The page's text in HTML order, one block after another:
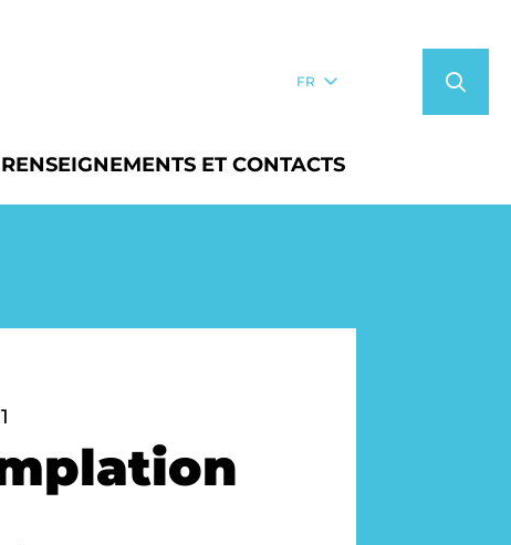
FR
RENSEIGNEMENTS ET CONTACTS